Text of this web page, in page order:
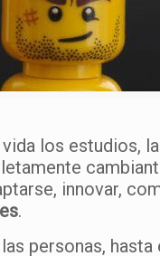
los estudios,
innovar,
.
personas,